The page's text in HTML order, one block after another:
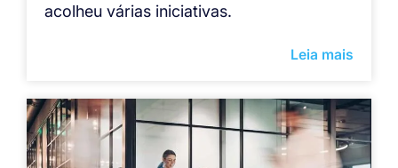
acolheu várias iniciativas.
Leia mais